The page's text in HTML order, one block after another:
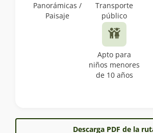
Panorámicas /
Paisaje
Transporte
público
Apto para
niños menores
de 10 años
Descarga PDF de la